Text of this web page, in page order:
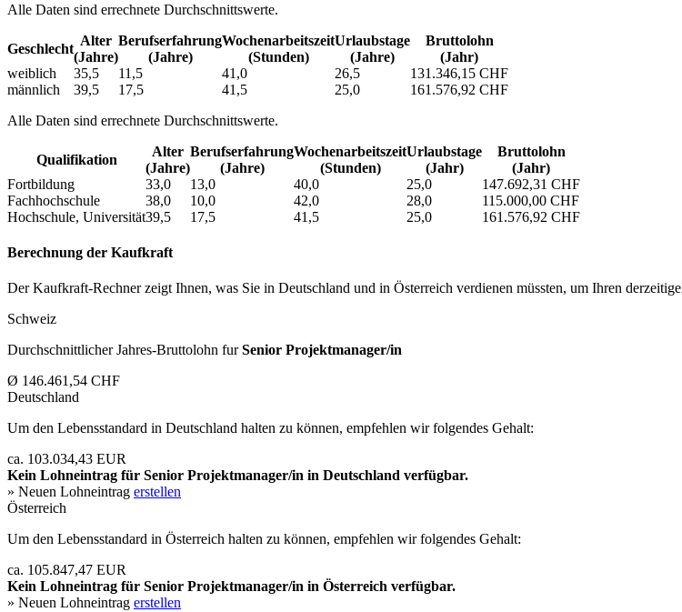
Alle Daten sind errechnete Durchschnittswerte.
Geschlecht
Alter
(Jahre)
Berufs­erfahrung
(Jahre)
Wochen­arbeitszeit
(Stunden)
Urlaubs­tage
(Jahre)
Bruttolohn
(Jahr)
weiblich
35,5 11,5 41,0 26,5
131.346,15 CHF
männlich
39,5 17,5 41,5 25,0
161.576,92 CHF
Alle Daten sind errechnete Durchschnittswerte.
Qualifikation
Alter
(Jahre)
Berufs­erfahrung
(Jahre)
Wochen­arbeitszeit
(Stunden)
Urlaubs­tage
(Jahr)
Bruttolohn
(Jahr)
Fortbildung
33,0 13,0 40,0 25,0
147.692,31 CHF
Fachhochschule
38,0 10,0 42,0 28,0
115.000,00 CHF
Hochschule, Universität39,5 17,5 41,5 25,0 161.576,92 CHF
Berechnung der Kaufkraft
Der Kaufkraft-Rechner zeigt Ihnen, was Sie in Deutschland und in Österreich verdienen müssten, um Ihren
Schweiz
Durchschnittlicher Jahres-Bruttolohn furSenior Projektmanager/in
Ø 146.461,54 CHF
Deutschland
Um den Lebensstandard in Deutschland halten zu können, empfehlen wir folgendes Gehalt:
ca. 103.034,43 EUR
Kein Lohneintrag für Senior Projektmanager/in in Deutschland verfügbar.
» Neuen Lohneintrag erstellen
Österreich
Um den Lebensstandard in Österreich halten zu können, empfehlen wir folgendes Gehalt:
ca. 105.847,47 EUR
Kein Lohneintrag für Senior Projektmanager/in in Österreich verfügbar.
» Neuen Lohneintrag erstellen